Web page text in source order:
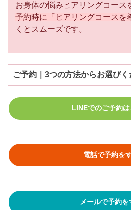
お身体の悩みヒアリングコース
予約時に「ヒアリングコースを
くとスムーズです。
ご予約｜3つの方法からお選びく
LINEでのご予約は
電話で予約を
メールで予約を